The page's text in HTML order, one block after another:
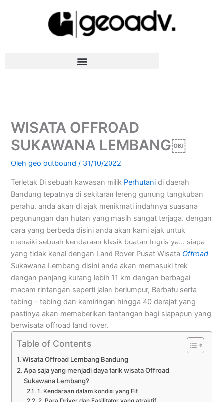
WISATA OFFROAD
SUKAWANA LEMBANG￼
Olehgeo outbound/ 31/10/2022
Terletak Di sebuah kawasan milik Perhutanidi daerah
Bandung tepatnya di sekitaran lereng gunung tangkuban
perahu. anda akan di ajak menikmati indahnya suasana
pegunungan dan hutan yang masih sangat terjaga. dengan
cara yang berbeda disini anda akan kami ajak untuk
menaiki sebuah kendaraan klasik buatan Ingris ya… siapa
yang tidak kenal dengan Land Rover Pusat Wisata Offroad
Sukawana Lembang disini anda akan memasuki trek
dengan panjang kurang lebih 11 km dengan berbagai
macam rintangan seperti jalan berlumpur, Berbatu serta
tebing – tebing dan kemiringan hingga 40 derajat yang
pastinya akan memeberikan tantangan bagi siapapun yang
berwisata offroad land rover.
Table of Contents
Wisata Offroad Lembang Bandung
Apa saja yang menjadi daya tarik wisata Offroad
Sukawana Lembang?
1. Kendaraan dalam kondisi yang Fit
2. Para Driver dan Fasilitator yang atraktif